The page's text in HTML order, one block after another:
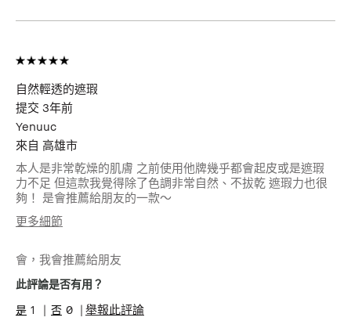
自然輕透的遮瑕
提交 3年前
Yenuuc
來自 高雄市
本人是非常乾燥的肌膚 之前使用他牌幾乎都會起皮或是遮瑕
力不足 但這款我覺得除了色調非常自然、不拔乾 遮瑕力也很
夠！ 是會推薦給朋友的一款～
更多細節
肌膚類型
肌膚問題
產品優點
會，我會推薦給朋友
此評論是否有用？
1 0 舉報此評論